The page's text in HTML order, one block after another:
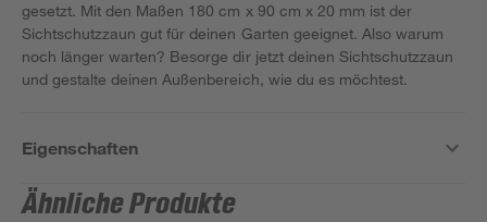
gesetzt. Mit den Maßen 180 cm x 90 cm x 20 mm ist der
Sichtschutzzaun gut für deinen Garten geeignet. Also warum
noch länger warten? Besorge dir jetzt deinen Sichtschutzzaun
und gestalte deinen Außenbereich, wie du es möchtest.
Eigenschaften
Ähnliche Produkte